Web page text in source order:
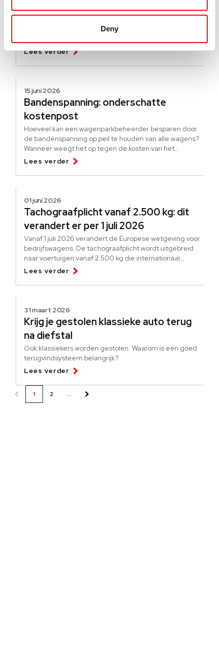
Deny
[update]
Een nieuwe regeling om elektrificatie te stimuleren. Wat
Lees verder
15 juni 2026
Bandenspanning: onderschatte
kostenpost
Hoeveel kan een wagenparkbeheerder besparen door
de bandenspanning op peil te houden van alle wagens?
Wanneer weegt het op tegen de kosten van het
bijhouden?
Lees verder
01 juni 2026
Tachograafplicht vanaf 2.500 kg: dit
verandert er per 1 juli 2026
Vanaf 1 juli 2026 verandert de Europese wetgeving voor
bedrijfswagens. De tachograafplicht wordt uitgebreid
naar voertuigen vanaf 2.500 kg die internationaal
goederen vervoeren.
Lees verder
31 maart 2026
Krijg je gestolen klassieke auto terug
na diefstal
Ook klassiekers worden gestolen. Waarom is een goed
terugvindsysteem belangrijk?
Lees verder
1 2 ...